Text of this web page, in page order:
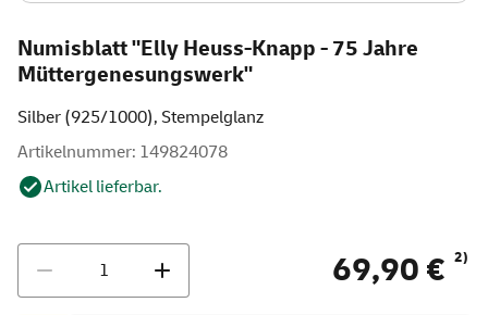
Numisblatt "Elly Heuss-Knapp - 75 Jahre
Müttergenesungswerk"
Silber (925/1000), Stempelglanz
Artikelnummer: 149824078
Artikel lieferbar.
69,90 € 2)